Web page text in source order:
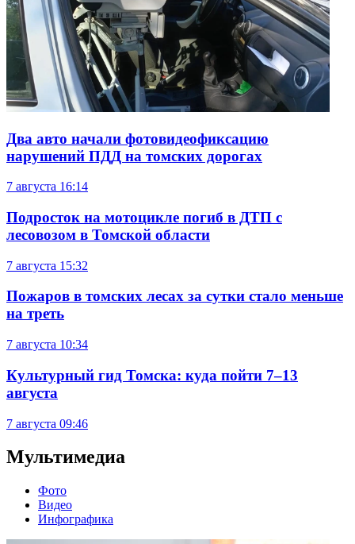
Два авто начали фотовидеофиксацию
нарушений ПДД на томских дорогах
7 августа 16:14
Подросток на мотоцикле погиб в ДТП с
лесовозом в Томской области
7 августа 15:32
Пожаров в томских лесах за сутки стало меньше
на треть
7 августа 10:34
Культурный гид Томска: куда пойти 7–13
августа
7 августа 09:46
Мультимедиа
Фото
Видео
Инфографика